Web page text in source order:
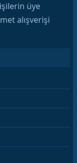
üye
alışverişi